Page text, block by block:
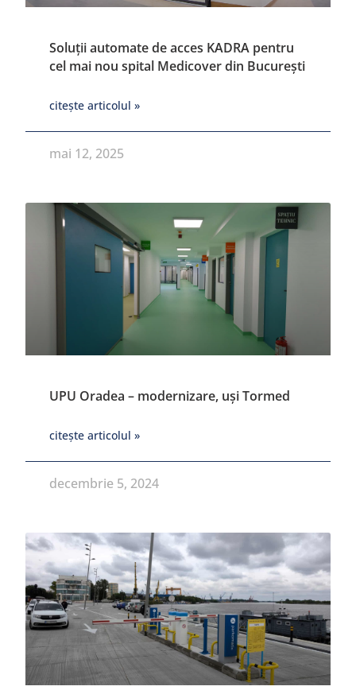
Soluții automate de acces KADRA pentru
cel mai nou spital Medicover din București
citește articolul »
mai 12, 2025
UPU Oradea – modernizare, uși Tormed
citește articolul »
decembrie 5, 2024